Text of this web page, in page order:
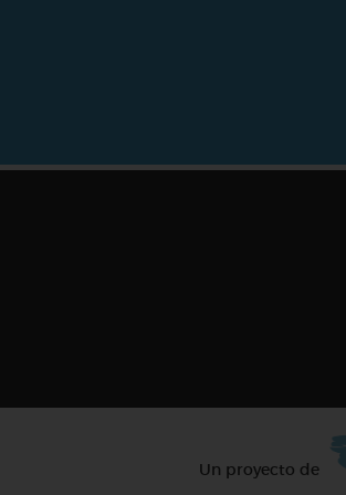
Un proyecto de